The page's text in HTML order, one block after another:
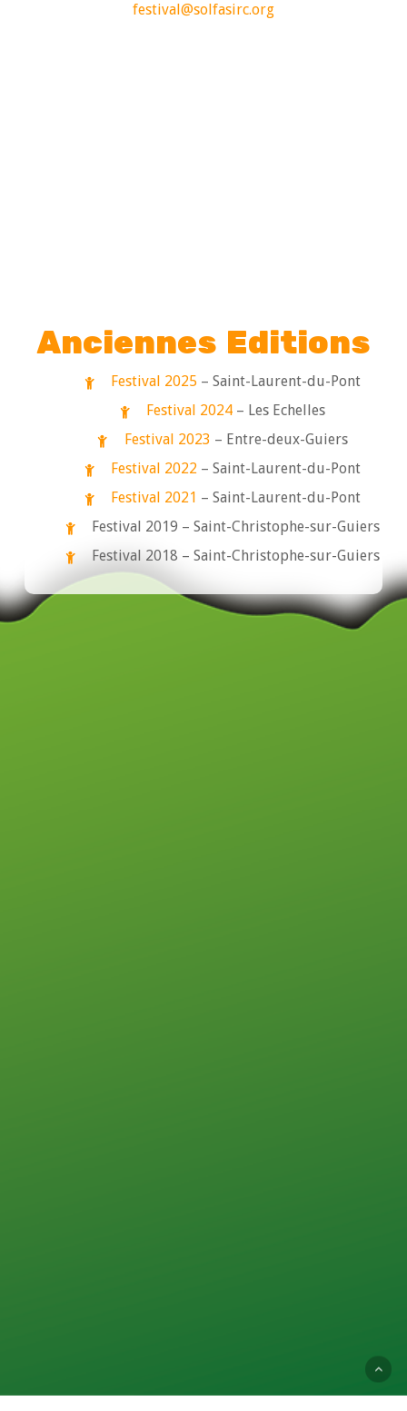
festival@solfasirc.org
Anciennes Editions
Festival 2025 – Saint-Laurent-du-Pont
Festival 2024 – Les Echelles
Festival 2023 – Entre-deux-Guiers
Festival 2022 – Saint-Laurent-du-Pont
Festival 2021 – Saint-Laurent-du-Pont
Festival 2019 – Saint-Christophe-sur-Guiers
Festival 2018 – Saint-Christophe-sur-Guiers